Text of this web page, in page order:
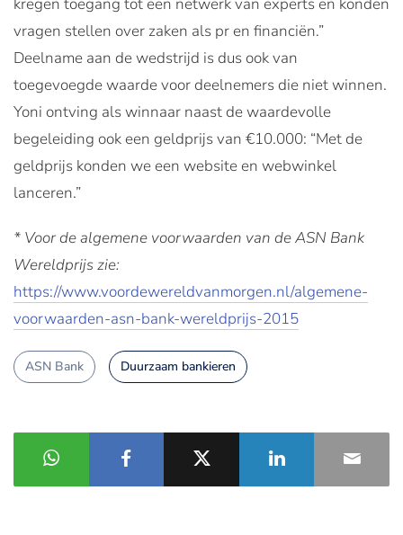
vragen stellen over zaken als pr en financiën.”
Deelname aan de wedstrijd is dus ook van
toegevoegde waarde voor deelnemers die niet winnen.
Yoni ontving als winnaar naast de waardevolle
begeleiding ook een geldprijs van €10.000: “Met de
geldprijs konden we een website en webwinkel
lanceren.”
* Voor de algemene voorwaarden van de ASN Bank
Wereldprijs zie:
https://www.voordewereldvanmorgen.nl/algemene-
voorwaarden-asn-bank-wereldprijs-2015
ASN Bank Duurzaam bankieren